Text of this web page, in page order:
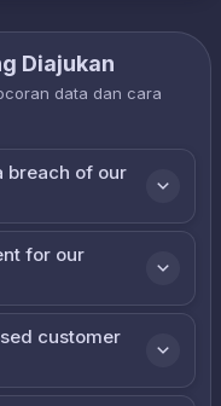
Diajukan
data dan cara
breach of our
for our
customer